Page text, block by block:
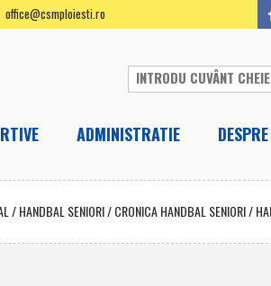
office@csmploiesti.ro
ADMINISTRATIE DESPRE
/HANDBAL SENIORI/CRONICA HANDBAL SENIORI/